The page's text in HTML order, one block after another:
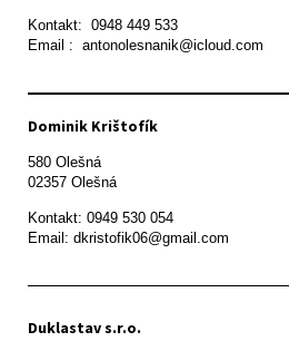
Kontakt:  0948 449 533
Email :  antonolesnanik@icloud.com
Dominik Krištofík
580 Olešná
Kontakt: 0949 530 054
Email: dkristofik06@gmail.com
Duklastav s.r.o.